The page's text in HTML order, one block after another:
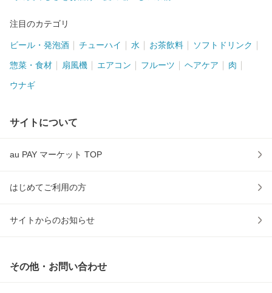
注目のカテゴリ
ビール・発泡酒 チューハイ 水 お茶飲料 ソフトドリンク
惣菜・食材 扇風機 エアコン フルーツ ヘアケア 肉
ウナギ
サイトについて
au PAY マーケット TOP
はじめてご利用の方
サイトからのお知らせ
その他・お問い合わせ